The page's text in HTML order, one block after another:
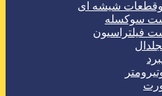
شیشه ای
سوکسله
فیلتراسیون